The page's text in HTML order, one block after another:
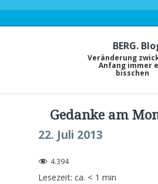
BERG.
Veränderung
Anfang immer
bisschen
Gedanke am
22. Juli 2013
4.394
Lesezeit: ca. < 1 min